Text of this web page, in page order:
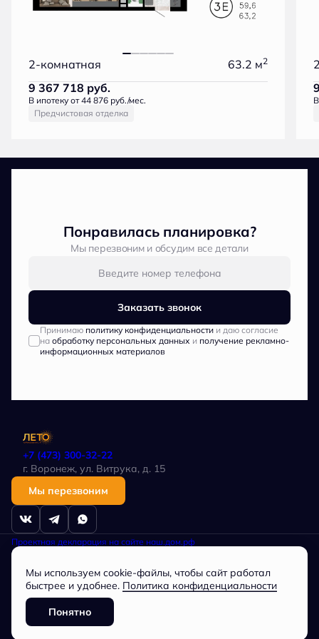
2-комнатная 63.2 м2
9 367 718 руб.
В ипотеку от 44 876 руб./мес.
Предчистовая отделка
Понравилась планировка?
Мы перезвоним и обсудим все детали
Заказать звонок
Принимаю политику конфиденциальностии даю согласие
на обработку персональных данных и получение рекламно-
информационных материалов
+7 (473) 300-32-22
г. Воронеж, ул. Витрука, д. 15
Мы перезвоним
Проектная декларация на сайте наш.дом.рф
Политика в отношении обработки персональных данных
исключительно информационный характер, не является публичной
офертой, определяемой положениями статьи 437 ГК РФ.
Общество с ограниченной ответственностью
СПЕЦИАЛИЗИРОВАННЫЙ ЗАСТРОЙЩИК «Партнер», ОГРН
1163668073744, ИНН 3662228034
Мы используем cookie-файлы, чтобы сайт работал
быстрее и удобнее. Политика конфиденциальности
Понятно